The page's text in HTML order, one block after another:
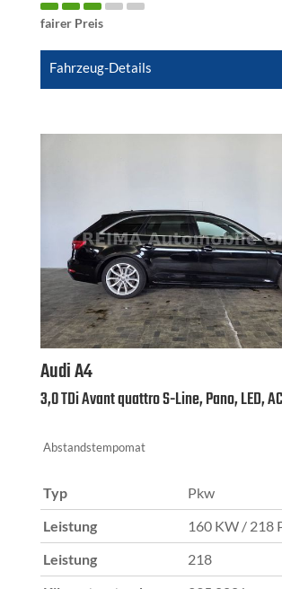
fairer Preis
Fahrzeug-Details
AudiA4
3,0 TDi Avant quattro S-Line, Pano, LED,
Abstandstempomat
Typ Pkw
Leistung 160 KW / 218
Leistung 218